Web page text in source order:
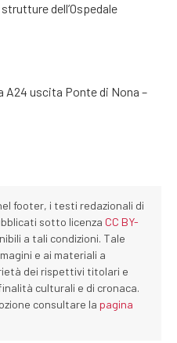
dell’Ospedale
A24 uscita Ponte di Nona –
footer, i testi redazionali di
sotto licenza CC BY-
a tali condizioni. Tale
e ai materiali a
dei rispettivi titolari e
culturali e di cronaca.
consultare la pagina